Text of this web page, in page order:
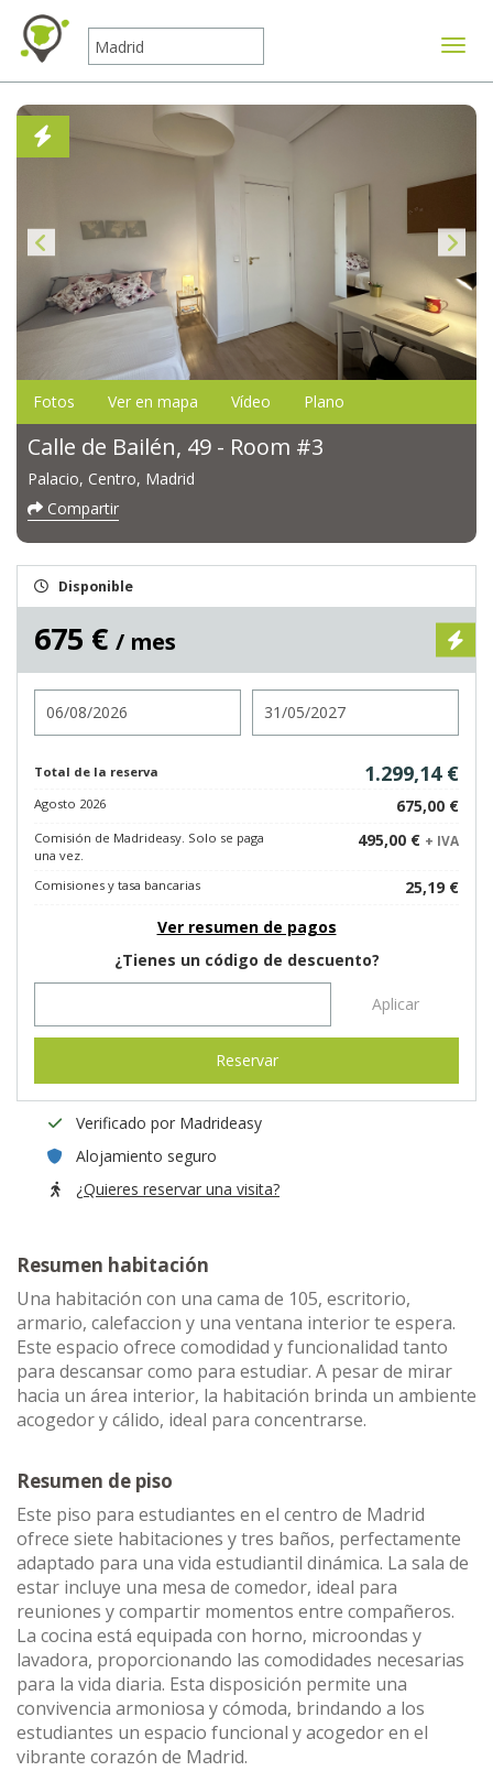
Fotos Ver en mapa Vídeo Plano
Calle de Bailén, 49 - Room #3
Palacio, Centro, Madrid
Compartir
Disponible
675 € / mes
Total de la reserva 1.299,14 €
Agosto 2026 675,00 €
Comisión de Madrideasy. Solo se paga
una vez.
495,00 € + IVA
Comisiones y tasa bancarias
25,19 €
Ver resumen de pagos
¿Tienes un código de descuento?
Aplicar
Reservar
Verificado por Madrideasy
Alojamiento seguro
¿Quieres reservar una visita?
Resumen habitación
Una habitación con una cama de 105, escritorio,
armario, calefaccion y una ventana interior te espera.
Este espacio ofrece comodidad y funcionalidad tanto
para descansar como para estudiar. A pesar de mirar
hacia un área interior, la habitación brinda un ambiente
acogedor y cálido, ideal para concentrarse.
Resumen de piso
Este piso para estudiantes en el centro de Madrid
ofrece siete habitaciones y tres baños, perfectamente
adaptado para una vida estudiantil dinámica. La sala de
estar incluye una mesa de comedor, ideal para
reuniones y compartir momentos entre compañeros.
La cocina está equipada con horno, microondas y
lavadora, proporcionando las comodidades necesarias
para la vida diaria. Esta disposición permite una
convivencia armoniosa y cómoda, brindando a los
estudiantes un espacio funcional y acogedor en el
vibrante corazón de Madrid.